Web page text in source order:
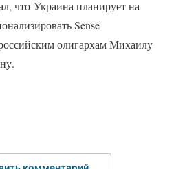
что Украина планирует на
Sense
олигархам Михаилу